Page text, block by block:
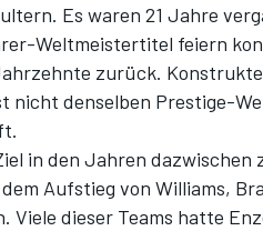
Es waren 21 Jahre
Weltmeistertitel feiern
zurück.
nicht denselben Prestige-
in den Jahren dazwischen
Aufstieg von Williams,
Viele dieser Teams hatte